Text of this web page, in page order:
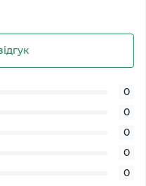
0
0
0
0
0